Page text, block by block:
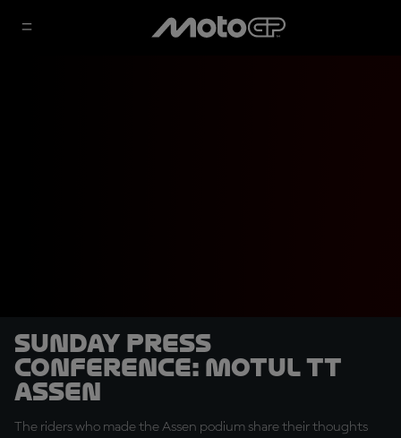
Sunday Press
Conference: Motul TT
Assen
The riders who made the Assen podium share their thoughts